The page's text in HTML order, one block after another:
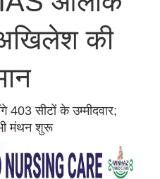
की
सीटों के उम्मीदवार;
मंथन शुरू